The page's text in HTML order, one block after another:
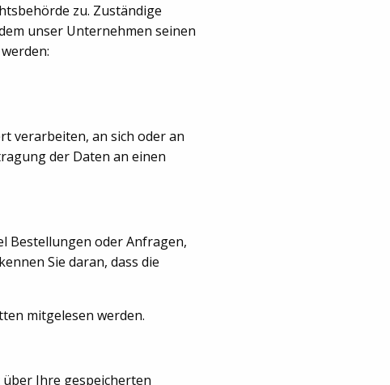
zu. Zuständige
unser Unternehmen seinen
verarbeiten, an sich oder an
der Daten an einen
Bestellungen oder Anfragen,
Sie daran, dass die
mitgelesen werden.
Ihre gespeicherten